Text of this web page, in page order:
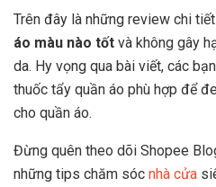
Trên đây là những review chi
áo màu nào tốt và không gây
da. Hy vọng qua bài viết, các
thuốc tẩy quần áo phù hợp để
cho quần áo.
Đừng quên theo dõi Shopee
những tips chăm sóc nhà cửa